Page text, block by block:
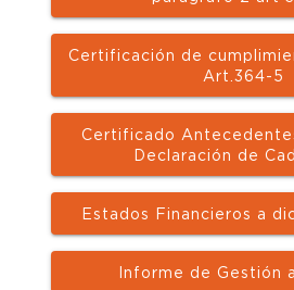
Certificación de
Art.364-5
Certificado
Declaración de
Estados Financieros a
Informe de Gestión